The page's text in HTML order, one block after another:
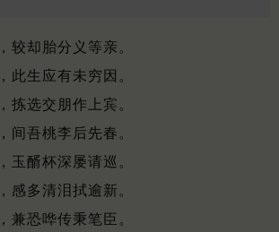
较却胎分义等亲。
此生应有未穷因。
拣选交朋作上宾。
间吾桃李后先春。
玉醑杯深屡请巡。
感多清泪拭逾新。
兼恐哗传秉笔臣。